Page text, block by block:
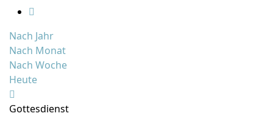
Nach Jahr
Nach Monat
Nach Woche
Heute
Gottesdienst